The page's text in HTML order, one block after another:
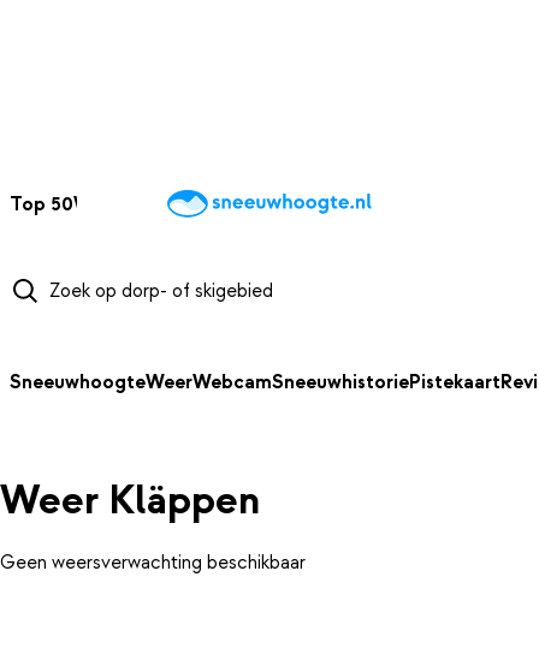
Top 50Webcams WintersportweerKaarten
SneeuwhoogteWeerWebcamSneeuwhistoriePistekaart
Weer Kläppen
Geen weersverwachting beschikbaar